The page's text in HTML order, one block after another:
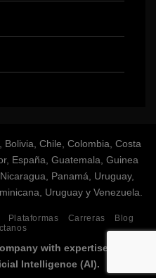
Bolivia, Chile, Colombia, Costa
España, Guatemala, Guinea
Panamá, Uruguay,
Uruguay y Venezuela.
Plataformas Carreras
Blog
with expertise and
Intelligence (AI).